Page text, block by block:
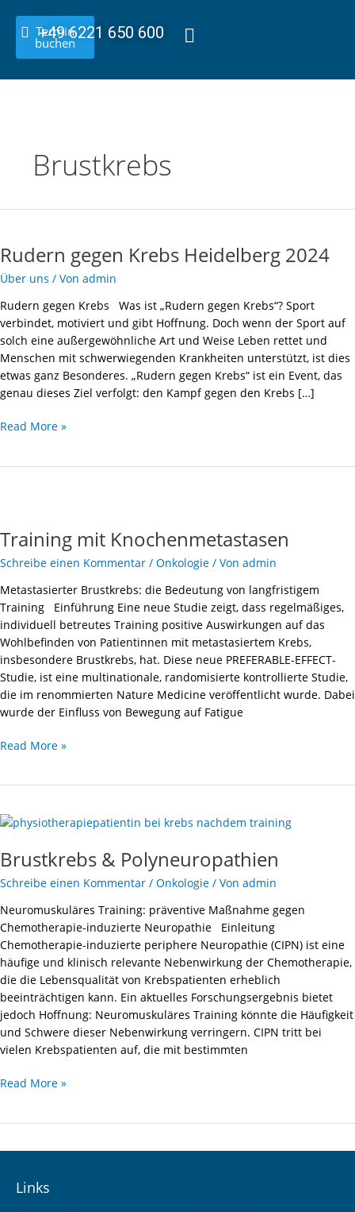
Inhalt
springen
Termin
buchen
+49 6221 650 600 F
a
Brustkrebs
Rudern gegen Krebs Heidelberg 2024
Über uns / Von admin
Rudern gegen Krebs Was ist „Rudern gegen Krebs“? Sport
verbindet, motiviert und gibt Hoffnung. Doch wenn der Sport auf
solch eine außergewöhnliche Art und Weise Leben rettet und
Menschen mit schwerwiegenden Krankheiten unterstützt, ist dies
etwas ganz Besonderes. „Rudern gegen Krebs“ ist ein Event, das
genau dieses Ziel verfolgt: den Kampf gegen den Krebs […]
Krebs
2024
Read More »
Training mit Knochenmetastasen
Schreibe einen Kommentar / Onkologie / Von admin
Metastasierter Brustkrebs: die Bedeutung von langfristigem
Training Einführung Eine neue Studie zeigt, dass regelmäßiges,
individuell betreutes Training positive Auswirkungen auf das
Wohlbefinden von Patientinnen mit metastasiertem Krebs,
insbesondere Brustkrebs, hat. Diese neue PREFERABLE-EFFECT-
Studie, ist eine multinationale, randomisierte kontrollierte Studie,
die im renommierten Nature Medicine veröffentlicht wurde. Dabei
wurde der Einfluss von Bewegung auf Fatigue
Knochenmetastasen
Read More »
Brustkrebs & Polyneuropathien
Schreibe einen Kommentar / Onkologie / Von admin
Neuromuskuläres Training: präventive Maßnahme gegen
Chemotherapie-induzierte Neuropathie Einleitung
Chemotherapie-induzierte periphere Neuropathie (CIPN) ist eine
häufige und klinisch relevante Nebenwirkung der Chemotherapie,
die die Lebensqualität von Krebspatienten erheblich
beeinträchtigen kann. Ein aktuelles Forschungsergebnis bietet
jedoch Hoffnung: Neuromuskuläres Training könnte die Häufigkeit
und Schwere dieser Nebenwirkung verringern. CIPN tritt bei
vielen Krebspatienten auf, die mit bestimmten
Brustkrebs
Polyneuropathien
Read More »
Links